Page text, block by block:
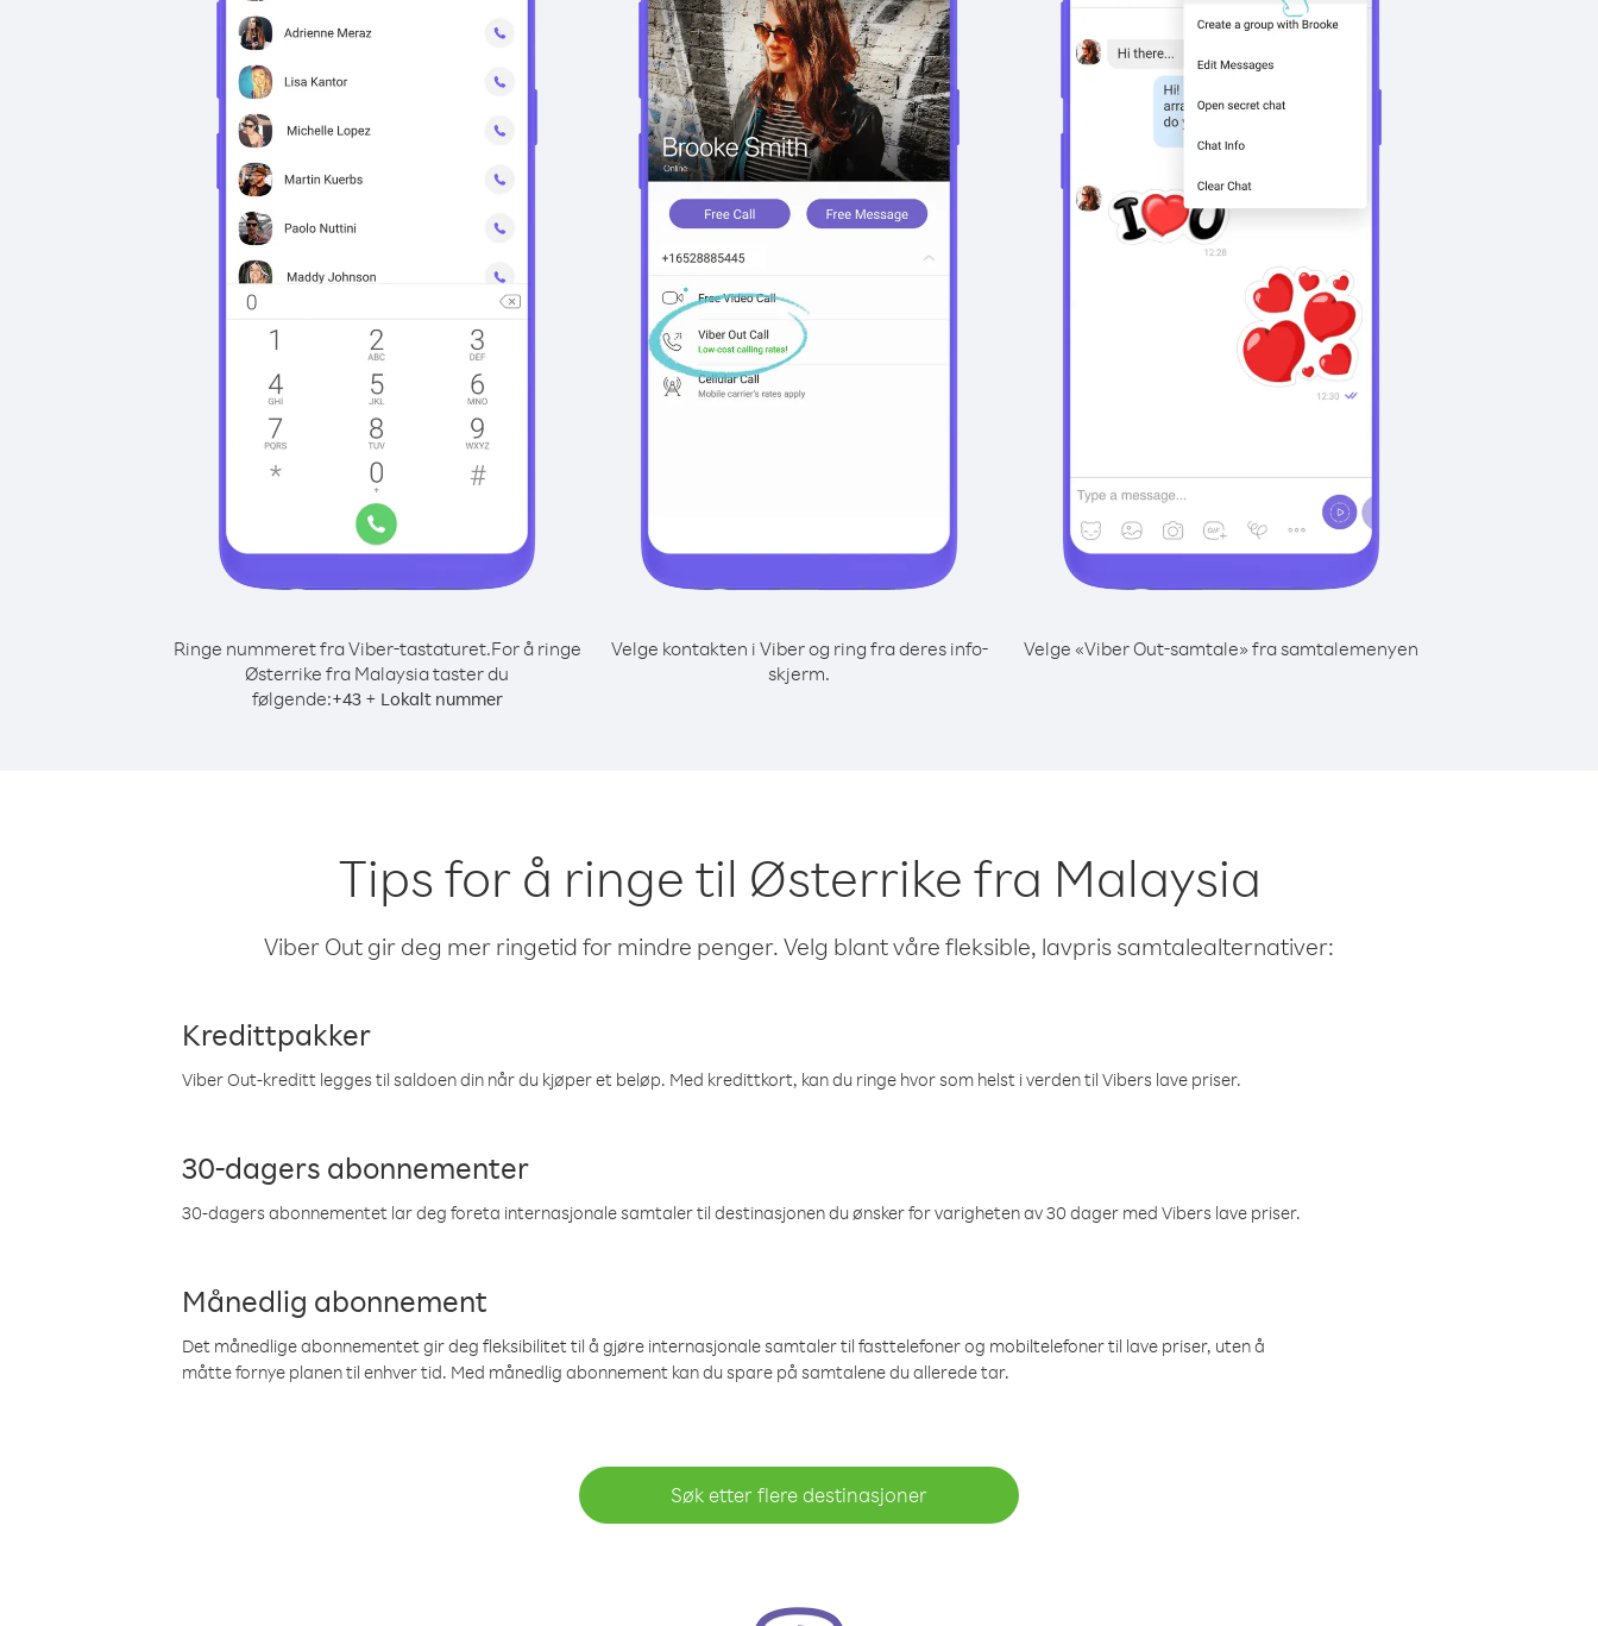
Ringe nummeret fra Viber-tastaturet.For å ringe
Østerrike fra Malaysia taster du
følgende:+43+ Lokalt nummer
Velge kontakten i Viber og ring fra deres info-
skjerm.
Velge «Viber Out-samtale» fra samtalemenyen
Tips for å ringe til Østerrike fra Malaysia
Viber Out gir deg mer ringetid for mindre penger. Velg blant våre fleksible, lavpris samtalealternativer:
Kredittpakker
Viber Out-kreditt legges til saldoen din når du kjøper et beløp. Med kredittkort, kan du ringe hvor som helst i verden til Vibers lave priser.
30-dagers abonnementer
30-dagers abonnementet lar deg foreta internasjonale samtaler til destinasjonen du ønsker for varigheten av 30 dager med Vibers lave priser.
Månedlig abonnement
Det månedlige abonnementet gir deg fleksibilitet til å gjøre internasjonale samtaler til fasttelefoner og mobiltelefoner til lave priser, uten å
måtte fornye planen til enhver tid. Med månedlig abonnement kan du spare på samtalene du allerede tar.
Søk etter flere destinasjoner